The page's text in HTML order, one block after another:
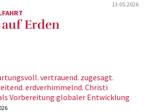
13.05.2026
Erden
vertrauend. zugesagt.
erdverhimmelnd. Christi
Vorbereitung globaler Entwicklung